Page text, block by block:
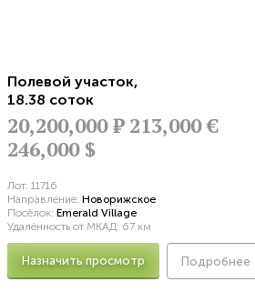
Полевой участок,
18.38 соток
20,200,000Р 213,000 €
246,000 $
Лот: 11716
Направление: Новорижское
Посёлок: Emerald Village
Удалённость от МКАД: 67 км
Назначить просмотр Подробнее